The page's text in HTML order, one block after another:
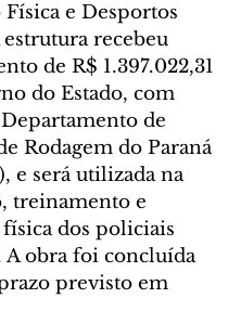
Física e Desportos
estrutura recebeu
de R$ 1.397.022,31
do Estado, com
de
Rodagem do Paraná
e será utilizada na
treinamento e
física dos policiais
A obra foi concluída
previsto em